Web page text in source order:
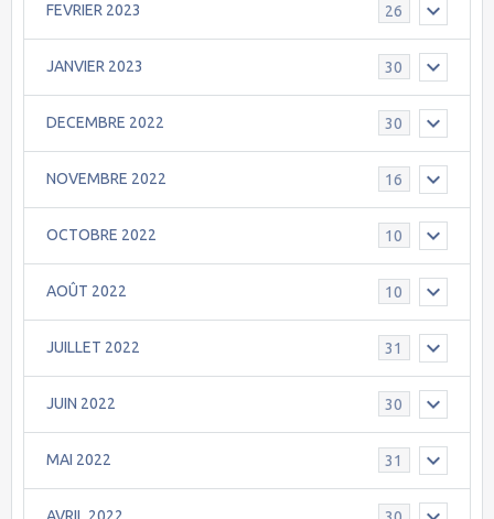
FEVRIER 2023 26
JANVIER 2023 30
DECEMBRE 2022 30
NOVEMBRE 2022 16
OCTOBRE 2022 10
AOÛT 2022 10
JUILLET 2022 31
JUIN 2022 30
MAI 2022 31